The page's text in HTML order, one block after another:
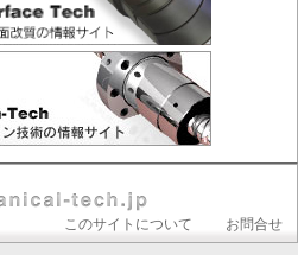
Header
このサイトについて お問合せ